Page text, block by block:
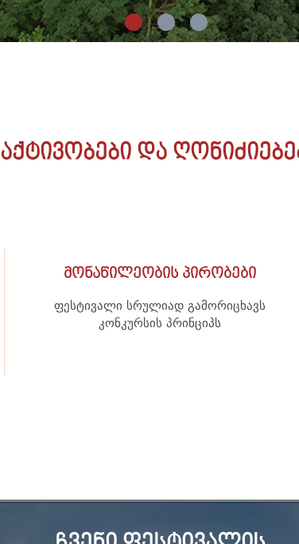
აქტივობები და
მონაწილეობის პირობები
ფესტივალი სრულიად გამორიცხავს
კონკურსის პრინციპს